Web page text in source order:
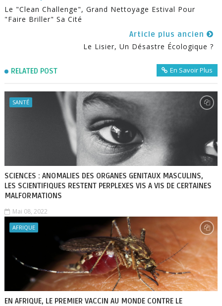
Le "clean Challenge", Grand Nettoyage Estival Pour
"faire Briller" Sa Cité
Article plus ancien
Le Lisier, Un Désastre Écologique ?
RELATED POST En Savoir Plus
SANTÉ
SCIENCES : ANOMALIES DES ORGANES GENITAUX MASCULINS,
LES SCIENTIFIQUES RESTENT PERPLEXES VIS A VIS DE CERTAINES
MALFORMATIONS
Mai 08, 2022
AFRIQUE
EN AFRIQUE, LE PREMIER VACCIN AU MONDE CONTRE LE